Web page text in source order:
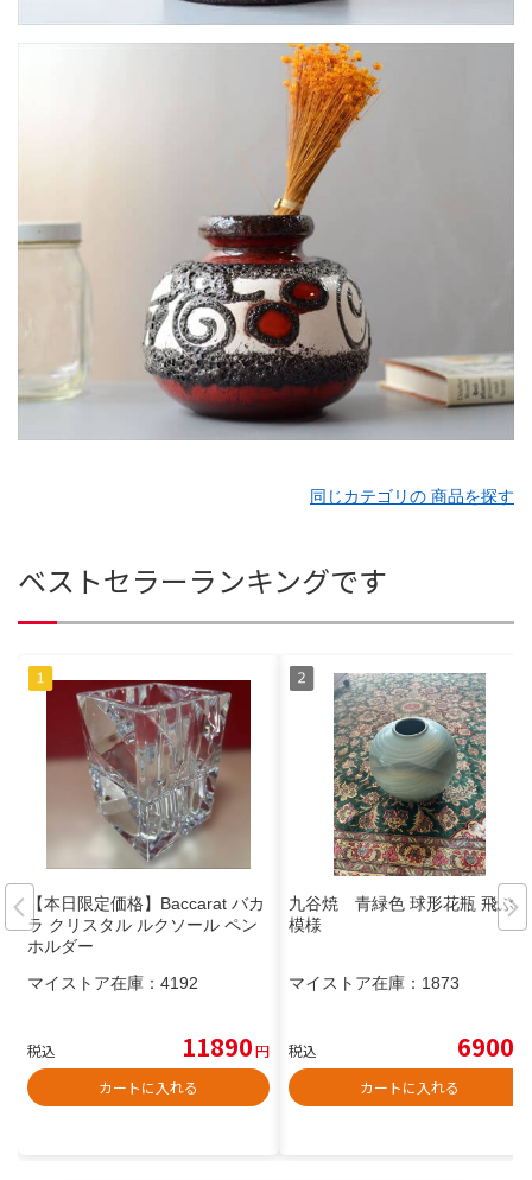
同じカテゴリの 商品を探す
ベストセラーランキングです
【本日限定価格】Baccarat バカ
ラ クリスタル ルクソール ペン
ホルダー
マイストア在庫： 4192
税込 11890円
カートに入れる
九谷焼 青緑色 球形花瓶 飛ぶ鳥
模様
マイストア在庫： 1873
税込 6900
カートに入れる